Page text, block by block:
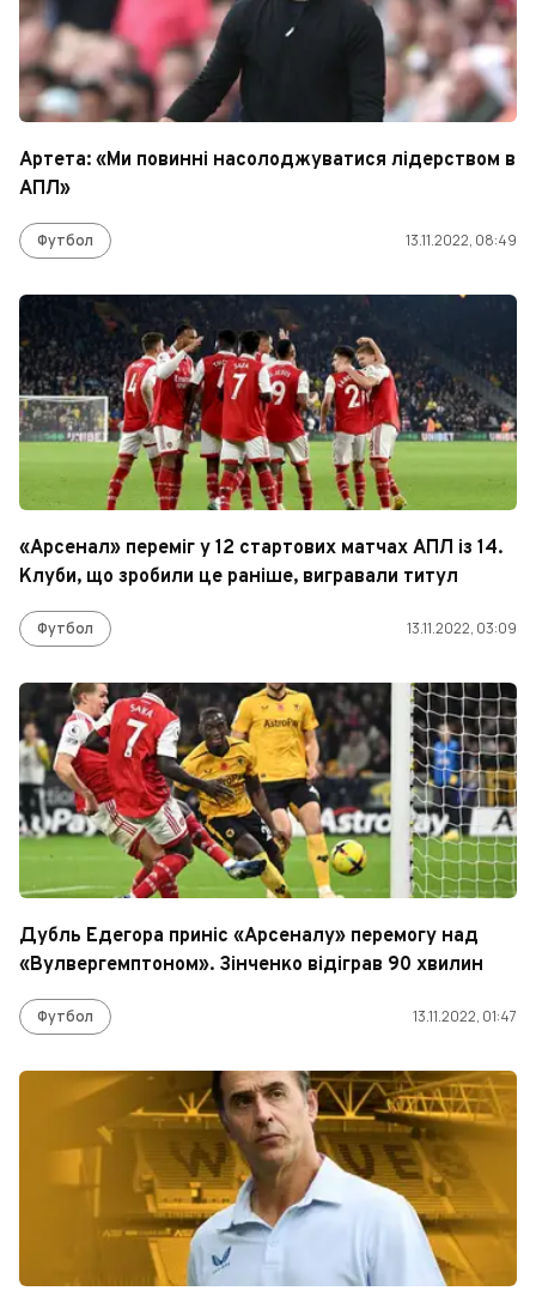
Артета: «Ми повинні насолоджуватися лідерством в
АПЛ»
Футбол 13.11.2022, 08:49
«Арсенал» переміг у 12 стартових матчах АПЛ із 14.
Клуби, що зробили це раніше, вигравали титул
Футбол 13.11.2022, 03:09
Дубль Едегора приніс «Арсеналу» перемогу над
«Вулвергемптоном». Зінченко відіграв 90 хвилин
Футбол 13.11.2022, 01:47